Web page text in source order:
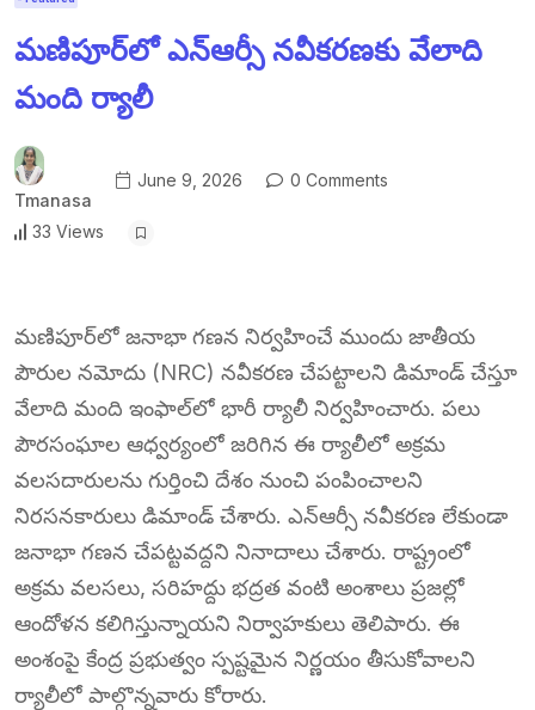
మణిపూర్‌లో ఎన్ఆర్సీ నవీకరణకు వేలాది
మంది ర్యాలీ
Tmanasa
June 9, 2026 0 Comments
33 Views
మణిపూర్‌లో జనాభా గణన నిర్వహించే ముందు జాతీయ
పౌరుల నమోదు (NRC) నవీకరణ చేపట్టాలని డిమాండ్ చేస్తూ
వేలాది మంది ఇంఫాల్‌లో భారీ ర్యాలీ నిర్వహించారు. పలు
పౌరసంఘాల ఆధ్వర్యంలో జరిగిన ఈ ర్యాలీలో అక్రమ
వలసదారులను గుర్తించి దేశం నుంచి పంపించాలని
నిరసనకారులు డిమాండ్ చేశారు. ఎన్ఆర్సీ నవీకరణ లేకుండా
జనాభా గణన చేపట్టవద్దని నినాదాలు చేశారు. రాష్ట్రంలో
అక్రమ వలసలు, సరిహద్దు భద్రత వంటి అంశాలు ప్రజల్లో
ఆందోళన కలిగిస్తున్నాయని నిర్వాహకులు తెలిపారు. ఈ
అంశంపై కేంద్ర ప్రభుత్వం స్పష్టమైన నిర్ణయం తీసుకోవాలని
ర్యాలీలో పాల్గొన్నవారు కోరారు.